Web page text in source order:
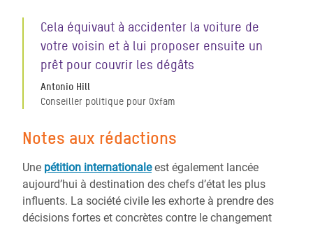
Cela équivaut à accidenter la voiture de
votre voisin et à lui proposer ensuite un
prêt pour couvrir les dégâts
Antonio Hill
Conseiller politique pour Oxfam
Notes aux rédactions
Une pétition internationaleest également lancée
aujourd’hui à destination des chefs d’état les plus
influents. La société civile les exhorte à prendre des
décisions fortes et concrètes contre le changement